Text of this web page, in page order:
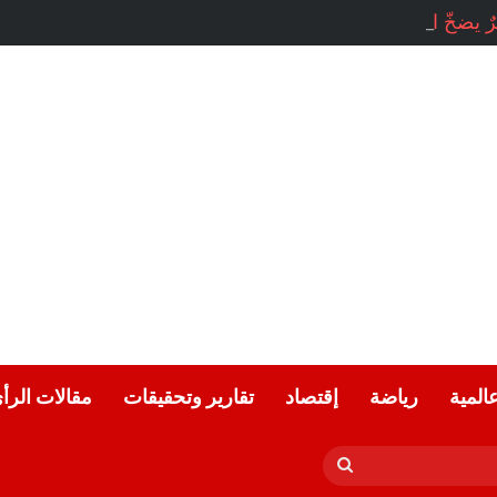
يضخّ الحبّ.. بقلم: سلطان فؤاد
رياضة إقتصاد تقارير وتحقيقات مقالات
بحث